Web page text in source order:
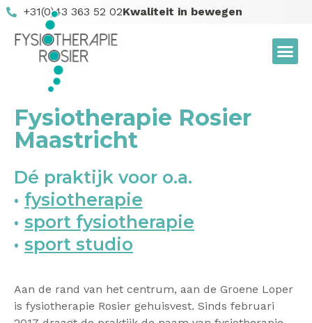
+31(0)43 363 52 02Kwaliteit in bewegen
Fysiotherapie Rosier
Maastricht
Dé praktijk voor o.a.
• fysiotherapie
• sport fysiotherapie
• sport studio
Aan de rand van het centrum, aan de Groene Loper
is fysiotherapie Rosier gehuisvest. Sinds februari